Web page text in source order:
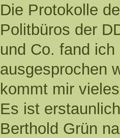
Die Protokolle
Politbüros der
und Co. fand
ausgesprochen
kommt mir
Es ist
Berthold Grün